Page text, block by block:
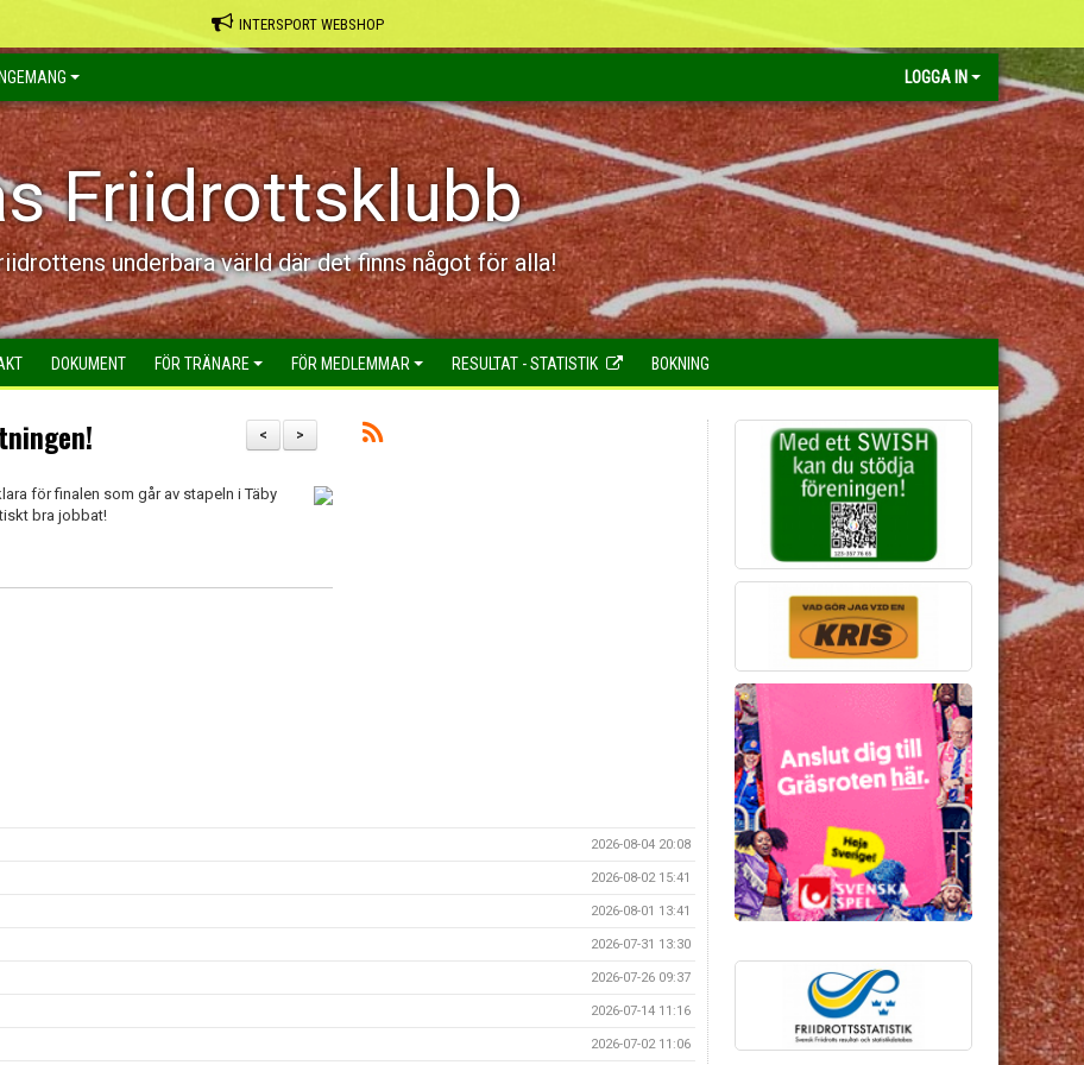
INTERSPORT WEBSHOP
LOGGA IN
Friidrottsklubb
underbara värld där det finns något för alla!
DOKUMENT FÖR TRÄNARE FÖR MEDLEMMAR RESULTAT - STATISTIK BOKNING
>
<
för finalen som går av stapeln i Täby
bra jobbat!
2026-08-04 20:08
2026-08-02 15:41
2026-08-01 13:41
2026-07-31 13:30
2026-07-26 09:37
2026-07-14 11:16
2026-07-02 11:06